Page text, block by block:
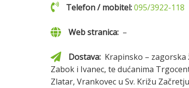
Telefon / mobitel:095/3922-118
Web stranica: –
Dostava: Krapinsko – zagorska
Zabok i Ivanec, te dućanima
Zlatar, Vrankovec u Sv. Križu